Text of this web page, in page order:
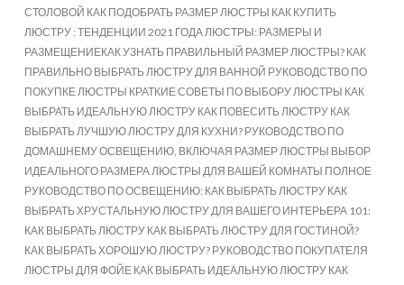
СТОЛОВОЙ КАК ПОДОБРАТЬ РАЗМЕР ЛЮСТРЫ КАК КУПИТЬ
ЛЮСТРУ : ТЕНДЕНЦИИ 2021 ГОДА ЛЮСТРЫ: РАЗМЕРЫ И
РАЗМЕЩЕНИЕКАК УЗНАТЬ ПРАВИЛЬНЫЙ РАЗМЕР ЛЮСТРЫ? КАК
ПРАВИЛЬНО ВЫБРАТЬ ЛЮСТРУ ДЛЯ ВАННОЙ РУКОВОДСТВО ПО
ПОКУПКЕ ЛЮСТРЫ КРАТКИЕ СОВЕТЫ ПО ВЫБОРУ ЛЮСТРЫ КАК
ВЫБРАТЬ ИДЕАЛЬНУЮ ЛЮСТРУ КАК ПОВЕСИТЬ ЛЮСТРУ КАК
ВЫБРАТЬ ЛУЧШУЮ ЛЮСТРУ ДЛЯ КУХНИ? РУКОВОДСТВО ПО
ДОМАШНЕМУ ОСВЕЩЕНИЮ, ВКЛЮЧАЯ РАЗМЕР ЛЮСТРЫ ВЫБОР
ИДЕАЛЬНОГО РАЗМЕРА ЛЮСТРЫ ДЛЯ ВАШЕЙ КОМНАТЫ ПОЛНОЕ
РУКОВОДСТВО ПО ОСВЕЩЕНИЮ: КАК ВЫБРАТЬ ЛЮСТРУ КАК
ВЫБРАТЬ ХРУСТАЛЬНУЮ ЛЮСТРУ ДЛЯ ВАШЕГО ИНТЕРЬЕРА 101:
КАК ВЫБРАТЬ ЛЮСТРУ КАК ВЫБРАТЬ ЛЮСТРУ ДЛЯ ГОСТИНОЙ?
КАК ВЫБРАТЬ ХОРОШУЮ ЛЮСТРУ? РУКОВОДСТВО ПОКУПАТЕЛЯ
ЛЮСТРЫ ДЛЯ ФОЙЕ КАК ВЫБРАТЬ ИДЕАЛЬНУЮ ЛЮСТРУ КАК